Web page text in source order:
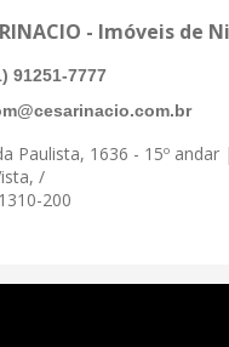
- Imóveis de
91251-7777
Paulista, 1636 - 15º andar
/
200